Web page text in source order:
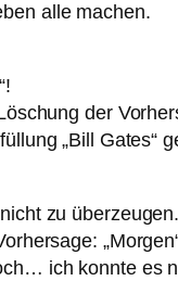
alle machen.
der
„Bill
zu überzeugen.
ich konnte es